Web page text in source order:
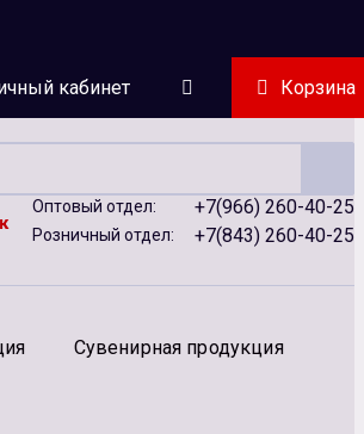
кабинет Корзина
Оптовый отдел: +7(966) 260-40-25
Розничный отдел: +7(843) 260-40-25
Сувенирная продукция